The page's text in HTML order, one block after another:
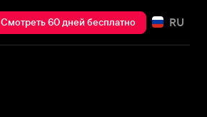
Смотреть 60 дней бесплатно RU